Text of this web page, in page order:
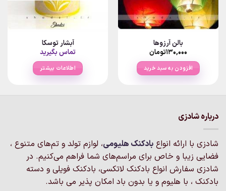
بالن آرزوها
۱۳۰,۰۰۰تومان
افزودن به سبد خرید
آبشار توسکا
تماس بگیرید
اطلاعات بیشتر
درباره شادزی
شادزی با ارائه انواع بادکنک‌ هلیومی، لوازم تولد و تم‌های متنوع ،
فضایی زیبا و خاص برای مراسم‌های شما فراهم می‌کنیم. در
شادزی سفارش انواع بادکنک لاتکسی، بادکنک فویلی و دسته
بادکنک ، با هلیوم و یا بدون باد امکان پذیر می باشد.